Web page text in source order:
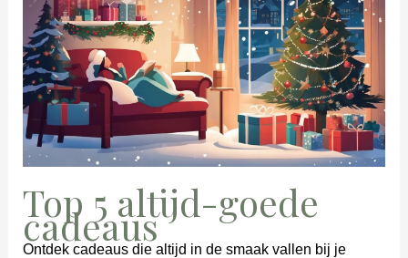
Top 5 altijd-goede
cadeaus
Ontdek cadeaus die altijd in de smaak vallen bij je